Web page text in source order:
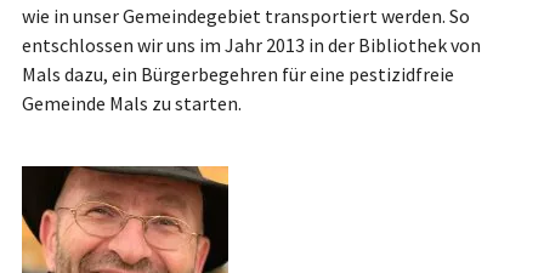
wie in unser Gemeindegebiet transportiert werden. So
entschlossen wir uns im Jahr 2013 in der Bibliothek von
Mals dazu, ein Bürgerbegehren für eine pestizidfreie
Gemeinde Mals zu starten.